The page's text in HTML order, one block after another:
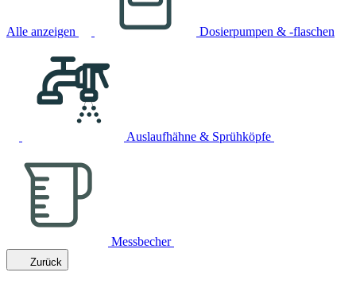
Alle anzeigen Dosierpumpen & -flaschen
Auslaufhähne & Sprühköpfe
Messbecher
Zurück